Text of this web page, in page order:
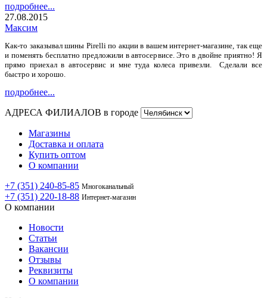
подробнее...
27.08.2015
Максим
Как-то заказывал шины Pirelli по акции в вашем интернет-магазине, так еще
и поменять бесплатно предложили в автосервисе. Это в двойне приятно! Я
прямо приехал в автосервис и мне туда колеса привезли. Сделали все
быстро и хорошо.
подробнее...
АДРЕСА ФИЛИАЛОВ в городе
Магазины
Доставка и оплата
Купить оптом
О компании
+7 (351) 240-85-85 Многоканальный
+7 (351) 220-18-88 Интернет-магазин
О компании
Новости
Статьи
Вакансии
Отзывы
Реквизиты
О компании